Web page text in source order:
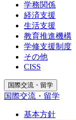
学務関係
経済支援
生活支援
教育推進機構
学修支援制度
その他
CISS
国際交流・留学
国際交流・留学
基本方針